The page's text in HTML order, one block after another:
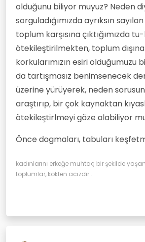
olduğunu biliyor muyuz? Neden
sorguladığımızda ayrıksın
toplum karşısına çıktığımızda
ötekileştirilmekten, toplum
korkularımızın esiri olduğumuzu
da tartışmasız benimsenecek
üzerine yürüyerek, neden
araştırıp, bir çok kaynaktan
ötekileştirlmeyi göze alabiliyor
Önce dogmaları, tabuları
kadınlarını erkeğe muhtaç bir şekilde
toplumlar, kökten acizdir...